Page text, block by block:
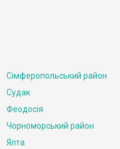
Сімферопольський район
Судак
Феодосія
Чорноморський район
Ялта